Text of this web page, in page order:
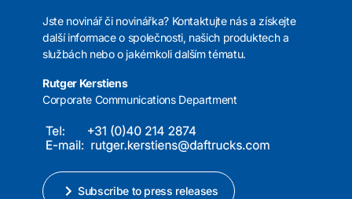
Jste novinář či novinářka? Kontaktujte nás a získejte
další informace o společnosti, našich produktech a
službách nebo o jakémkoli dalším tématu.
Rutger Kerstiens
Corporate Communications Department
Subscribe to press releases